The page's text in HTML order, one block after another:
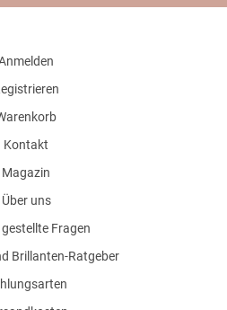
Kontakt
Magazin
Über uns
Fragen
Brillanten-Ratgeber